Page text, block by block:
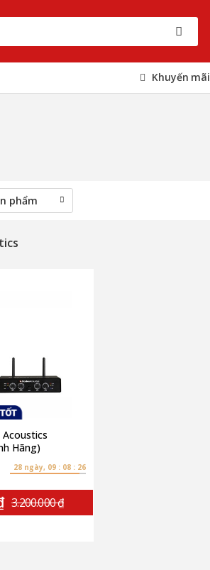
Khuyến mãi
Hãng)
28 ngày, 09 : 08 : 25
3.200.000 ₫